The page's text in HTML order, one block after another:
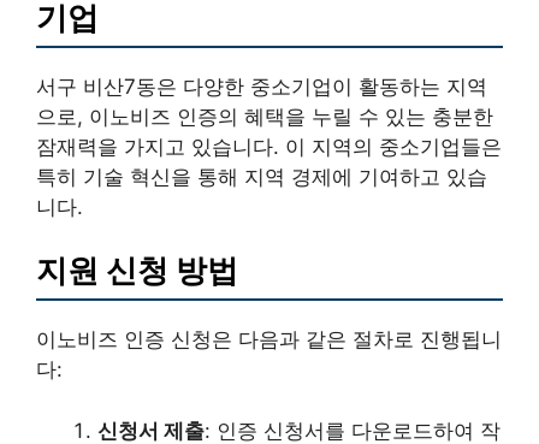
기업
서구 비산7동은 다양한 중소기업이 활동하는 지역
으로, 이노비즈 인증의 혜택을 누릴 수 있는 충분한
잠재력을 가지고 있습니다. 이 지역의 중소기업들은
특히 기술 혁신을 통해 지역 경제에 기여하고 있습
니다.
지원 신청 방법
이노비즈 인증 신청은 다음과 같은 절차로 진행됩니
다:
신청서 제출: 인증 신청서를 다운로드하여 작